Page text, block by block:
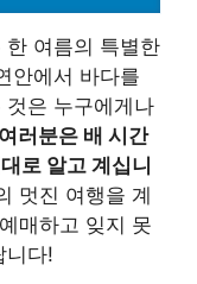
한 여름의 특별한
안에서 바다를
것은 누구에게나
러분은 배 시간
로 알고 계십니
멋진 여행을 계
매하고 잊지 못
니다!